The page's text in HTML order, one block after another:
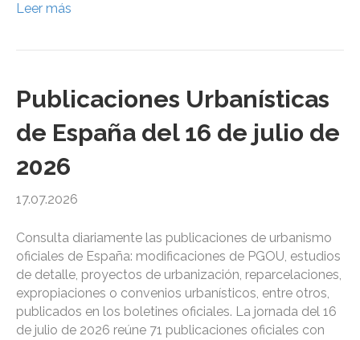
Leer más
Publicaciones Urbanísticas
de España del 16 de julio de
2026
17.07.2026
Consulta diariamente las publicaciones de urbanismo
oficiales de España: modificaciones de PGOU, estudios
de detalle, proyectos de urbanización, reparcelaciones,
expropiaciones o convenios urbanísticos, entre otros,
publicados en los boletines oficiales. La jornada del 16
de julio de 2026 reúne 71 publicaciones oficiales con